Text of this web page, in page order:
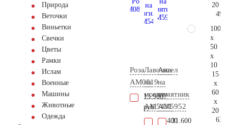
Природа
Веточки
Виньетки
Свечки
Цветы
Рамки
Ислам
Военные
Машины
Животные
Одежда
Роза
AM0819
13.900
руб.
Лавочка
на
могилу
AM5431
27.400
Ангел
на
памятник
AM5952
31.600
20
100
x
50
x
10
15
x
60
x
20